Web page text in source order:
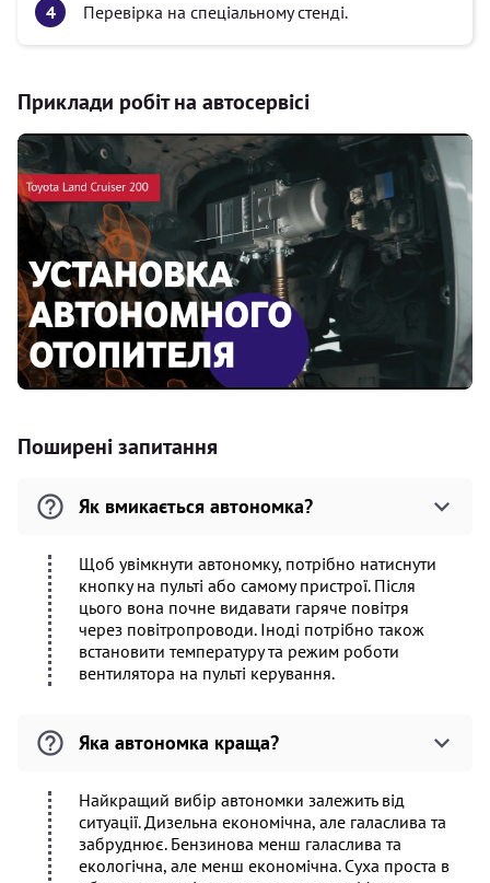
Перевірка на спеціальному стенді.
Приклади робіт на автосервісі
Поширені запитання
Як вмикається автономка?
Щоб увімкнути автономку, потрібно натиснути
кнопку на пульті або самому пристрої. Після
цього вона почне видавати гаряче повітря
через повітропроводи. Іноді потрібно також
встановити температуру та режим роботи
вентилятора на пульті керування.
Яка автономка краща?
Найкращий вибір автономки залежить від
ситуації. Дизельна економічна, але галаслива та
забруднює. Бензинова менш галаслива та
екологічна, але менш економічна. Суха проста в